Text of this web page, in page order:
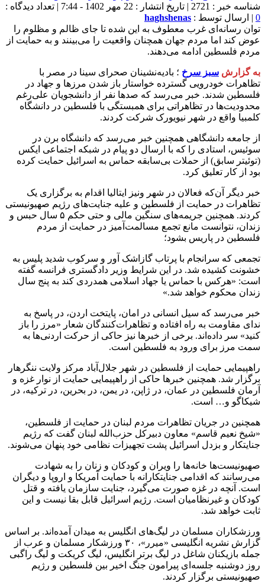
شناسه خبر : 2721 | تاریخ انتشار : 22 مهر 1402 - 7:44 | تعداد دیدگاه :
0 | ارسال توسط : haghshenas
توان رسانه‌ای غرب معطوف به این شده تا جای ظالم و مظلوم را
عوض کند اما مردم جهان همچنان واقعیت را می‌بینند و به حمایت از
مردم فلسطین ادامه می‌دهند.
به گزارش سبز سرخ ؛ بادیه‌نشینان صحرای سینا در مصر با
تظاهرات خودرویی گسترده‌ خواستار باز شدن مرزها و جهاد در
فلسطین شدند. خبر می‌رسد که صدها نفر از دانشجویان علی‌رغم
محدودیت‌ها در تظاهراتی برای همبستگی با فلسطین در دانشگاه
کلمبیا واقع در شهر نیویورک شرکت کردند.
از جامعه دانشگاهی همچنین خبر می‌رسد که دانشگاه برن در
سوئیس، استادی را که با ارسال دو پیام در شبکه اجتماعی ایکس
(توئیتر سابق) از حملات بی‌سابقه حماس به اسرائیل حمایت کرده
بود از کار تعلیق کرد.
خبر دیگر آن‌که فعالان در شهر ونیز ایتالیا اقدام به برگزاری یک
تظاهرات در حمایت از فلسطین و علیه جنایت‌های رژیم صهیونیستی
کردند. همچنین جریمه‌های سنگین مالی و حتی حکم ۵ سال حبس و
زندان، نتوانست مانع تجمع مسالمت‌آمیز در حمایت از مردم
فلسطین در پاریس بشود؛
تجمعی که سرانجام با پرتاب گاز‌اشک آور و سرکوب شدید پلیس به
خشونت کشیده شد. در این شرایط وزیر دادگستری فرانسه گفته
است: «هرکس با حماس یا جهاد اسلامی همدردی کند به پنج سال
زندان محکوم خواهد شد.»
خبر می‌رسد که سیل انسانی در امان، پایتخت اردن، در پاسخ به
ندای مقاومت به راه افتاده و تظاهرات‌کنندگان شعار «مرز را باز
کنید» سر داده‌اند. برخی از خبرها نیز حاکی از حرکت اردنی‌ها به
سمت مرز برای ورود به فلسطین است.
راهپیمایی حمایت از فلسطین در شهر جلال‌آباد مرکز ولایت ننگرهار
برگزار شد. همچنین خبرها حاکی از راهپیمایی حمایت از نوار غزه و
آرمان فلسطین در عمان، در ژاپن، در یمن، در بحرین، در ترکیه، در
شیکاگو و… است.
همچنین در جریان تظاهرات مردم لبنان در حمایت از فلسطین،
«شیخ نعیم قاسم» معاون دبیرکل حزب‌الله لبنان گفت که رژیم
جنایتکار و بزدل اسرائیل پشت تجهیزات نظامی خود پنهان می‌شوند.
صهیونیست‌ها خانه‌ها را ویران و کودکان و زنان را به شهادت
می‌رسانند که اقدامی جنایتکارانه با حمایت آمریکا و اروپا و دیگران
است. آنچه در غزه صورت می‌گیرد، جنایت سازمان یافته و قتل
کودکان و غیرنظامیان است. رژیم اسرائیل قابل بقا نیست و این
ثابت خواهد شد.
ورزشکاران مسلمان در لیگ‌های انگلیس به میدان آمده‌اند. بر اساس
گزارش نشریه انگلیسی «میرر»، ۳۰ ورزشکار مسلمان و عرب از
جمله بازیکنان شاغل در لیگ برتر انگلیس، لیگ کریکت و لیگ راگبی
روز دوشنبه جلسه‌ای پیرامون جنگ اخیر بین فلسطین و رژیم
صهیونیستی برگزار کردند.